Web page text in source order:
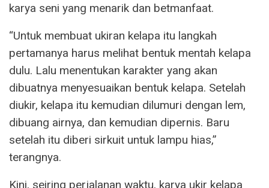
karya seni yang menarik dan betmanfaat.
“Untuk membuat ukiran kelapa itu langkah
pertamanya harus melihat bentuk mentah kelapa
dulu. Lalu menentukan karakter yang akan
dibuatnya menyesuaikan bentuk kelapa. Setelah
diukir, kelapa itu kemudian dilumuri dengan lem,
dibuang airnya, dan kemudian dipernis. Baru
setelah itu diberi sirkuit untuk lampu hias,”
terangnya.
Kini, seiring perjalanan waktu, karya ukir kelapa